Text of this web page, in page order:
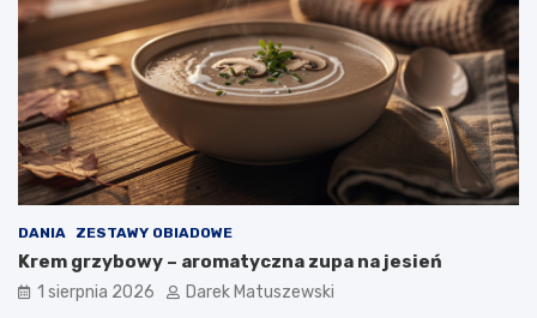
DANIA ZESTAWY OBIADOWE
Krem grzybowy – aromatyczna zupa na jesień
1 sierpnia 2026 Darek Matuszewski